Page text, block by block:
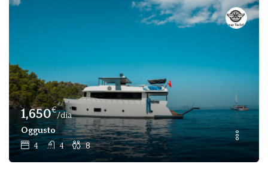
1,650€
/dia
Oggusto
4 4 8